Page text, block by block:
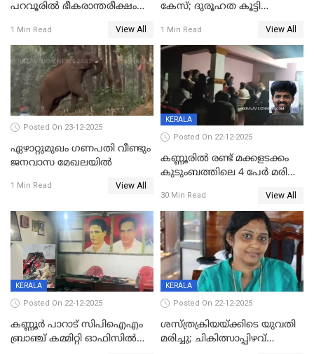
പറവൂരില്‍ ഭീകരാന്തരീക്ഷം
1 Min Read View All
കേസ്; ദുരൂഹത കൂട്ടി
1 Min Read View All
Posted On 23-12-2025
ഏഴാറ്റുമുഖം ഗണപതി വീണ്ടും
ജനവാസ മേഖലയിൽ
1 Min Read View All
KERALA
Posted On 22-12-2025
കണ്ണൂരിൽ രണ്ട് മക്കളടക്കം
കുടുംബത്തിലെ 4 പേർ മരിച്ച
30 Min Read View All
KERALA
Posted On 22-12-2025
കണ്ണൂർ പാറാട് സിപിഐഎം
ബ്രാഞ്ച് കമ്മിറ്റി ഓഫിസിൽ
KERALA
Posted On 22-12-2025
ശസ്ത്രക്രിയയ്‌ക്കിടെ യുവതി
മരിച്ചു; ചികിത്സാപ്പിഴവ്